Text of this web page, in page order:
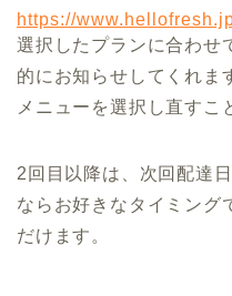
https://
選択したプランに合わせ
的にお知らせしてくれま
メニューを選択し直すこ
2回目以降は、次回配達
ならお好きなタイミング
だけます。